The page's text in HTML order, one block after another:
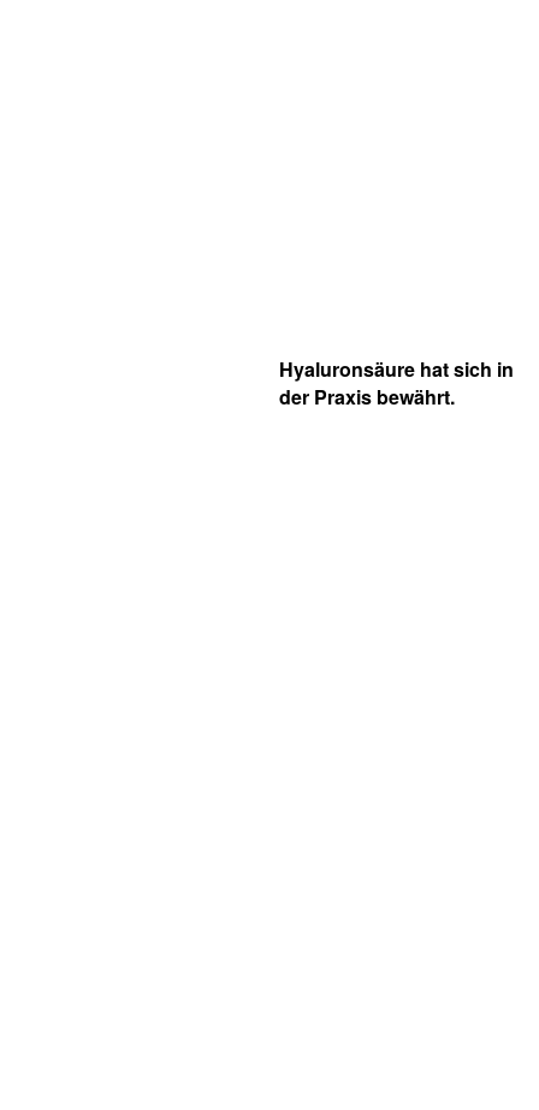
Hyaluronsäure hat sich in
der Praxis bewährt.